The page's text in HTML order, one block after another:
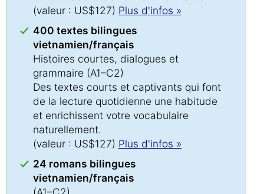
(valeur : US$127) Plus d'infos »
400 textes bilingues
vietnamien/français
Histoires courtes, dialogues et
grammaire (A1–C2)
Des textes courts et captivants qui font
de la lecture quotidienne une habitude
et enrichissent votre vocabulaire
naturellement.
(valeur : US$127) Plus d'infos »
24 romans bilingues
vietnamien/français